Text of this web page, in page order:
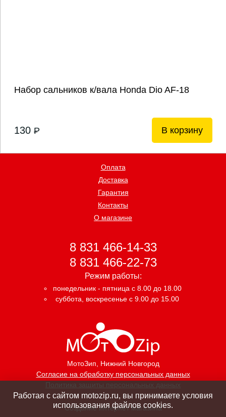
Набор сальников к/вала Honda Dio AF-18
130 P В корзину
МотоЗип, Нижний Новгород
Согласие на обработку персональных данных
Политика защиты персональных данных
Оплата
Доставка
Гарантия
Контакты
О магазине
8 831 466-14-33
8 831 466-22-73
Режим работы:
понедельник - пятница с 8.00 до 18.00
суббота, воскресенье с 9.00 до 15.00
Создание интернет магазина
Работая с сайтом motozip.ru, вы принимаете условия
использования файлов cookies.